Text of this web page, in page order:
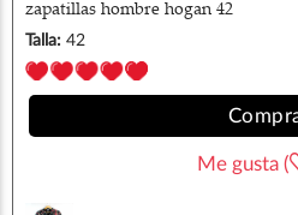
zapatillas hombre hogan 42
Talla: 42
Me gusta (